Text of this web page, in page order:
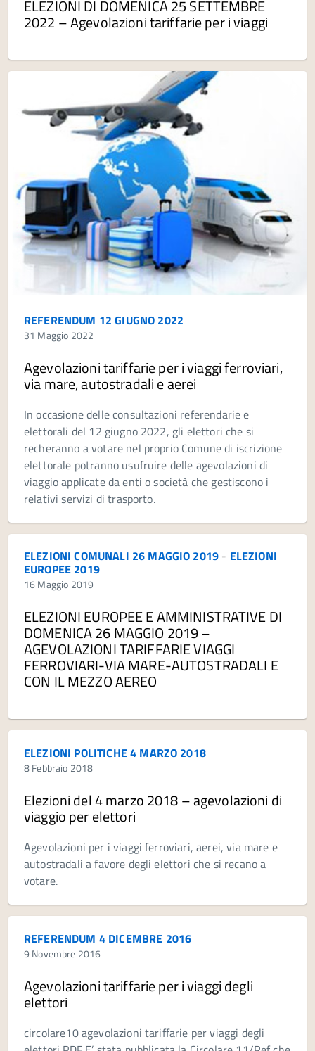
ELEZIONI DI DOMENICA 25 SETTEMBRE
2022 – Agevolazioni tariffarie per i viaggi
REFERENDUM 12 GIUGNO 2022
31 Maggio 2022
Agevolazioni tariffarie per i viaggi ferroviari,
via mare, autostradali e aerei
In occasione delle consultazioni referendarie e
elettorali del 12 giugno 2022, gli elettori che si
recheranno a votare nel proprio Comune di iscrizione
elettorale potranno usufruire delle agevolazioni di
viaggio applicate da enti o società che gestiscono i
relativi servizi di trasporto.
ELEZIONI COMUNALI 26 MAGGIO 2019 - ELEZIONI
EUROPEE 2019
16 Maggio 2019
ELEZIONI EUROPEE E AMMINISTRATIVE DI
DOMENICA 26 MAGGIO 2019 –
AGEVOLAZIONI TARIFFARIE VIAGGI
FERROVIARI-VIA MARE-AUTOSTRADALI E
CON IL MEZZO AEREO
ELEZIONI POLITICHE 4 MARZO 2018
8 Febbraio 2018
Elezioni del 4 marzo 2018 – agevolazioni di
viaggio per elettori
Agevolazioni per i viaggi ferroviari, aerei, via mare e
autostradali a favore degli elettori che si recano a
votare.
REFERENDUM 4 DICEMBRE 2016
9 Novembre 2016
Agevolazioni tariffarie per i viaggi degli
elettori
circolare10 agevolazioni tariffarie per viaggi degli